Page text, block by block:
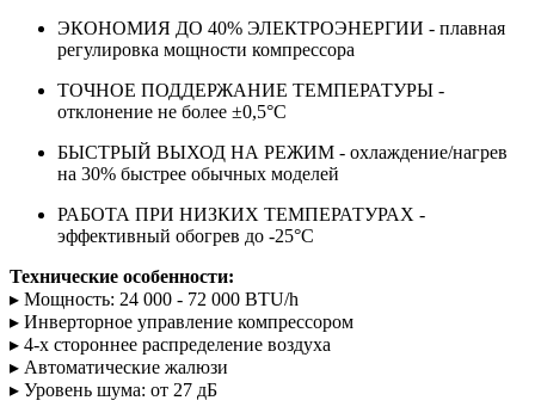
ЭКОНОМИЯ ДО 40% ЭЛЕКТРОЭНЕРГИИ - плавная
регулировка мощности компрессора
ТОЧНОЕ ПОДДЕРЖАНИЕ ТЕМПЕРАТУРЫ -
отклонение не более ±0,5°C
БЫСТРЫЙ ВЫХОД НА РЕЖИМ - охлаждение/нагрев
на 30% быстрее обычных моделей
РАБОТА ПРИ НИЗКИХ ТЕМПЕРАТУРАХ -
эффективный обогрев до -25°C
Технические особенности:
▸ Мощность: 24 000 - 72 000 BTU/h
▸ Инверторное управление компрессором
▸ 4-х стороннее распределение воздуха
▸ Автоматические жалюзи
▸ Уровень шума: от 27 дБ